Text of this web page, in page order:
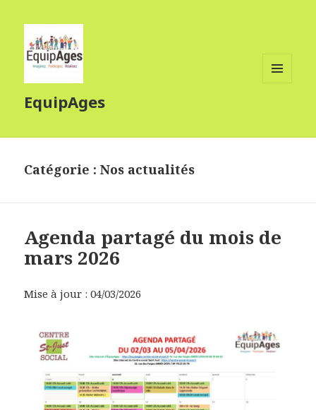
EquipAges
Catégorie :Nos actualités
Agenda partagé du mois de
mars 2026
Mise à jour : 04/03/2026